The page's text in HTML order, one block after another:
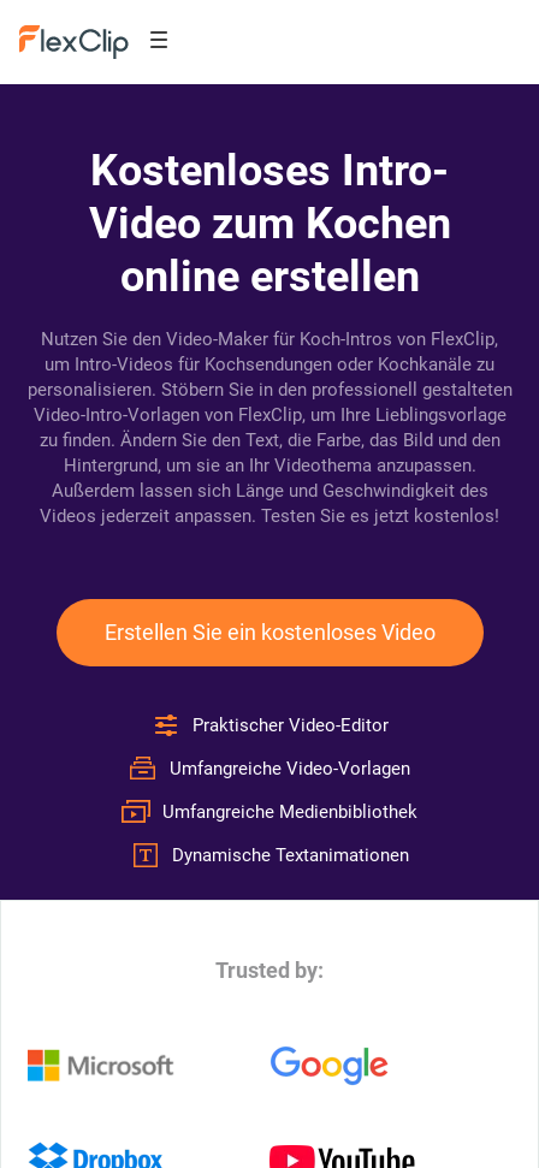
Kostenloses Intro-
Video zum Kochen
online erstellen
Nutzen Sie den Video-Maker für Koch-Intros von FlexClip,
um Intro-Videos für Kochsendungen oder Kochkanäle zu
personalisieren. Stöbern Sie in den professionell gestalteten
Video-Intro-Vorlagen von FlexClip, um Ihre Lieblingsvorlage
zu finden. Ändern Sie den Text, die Farbe, das Bild und den
Hintergrund, um sie an Ihr Videothema anzupassen.
Außerdem lassen sich Länge und Geschwindigkeit des
Videos jederzeit anpassen. Testen Sie es jetzt kostenlos!
Erstellen Sie ein kostenloses Video
Praktischer Video-Editor
Umfangreiche Video-Vorlagen
Umfangreiche Medienbibliothek
Dynamische Textanimationen
Trusted by: